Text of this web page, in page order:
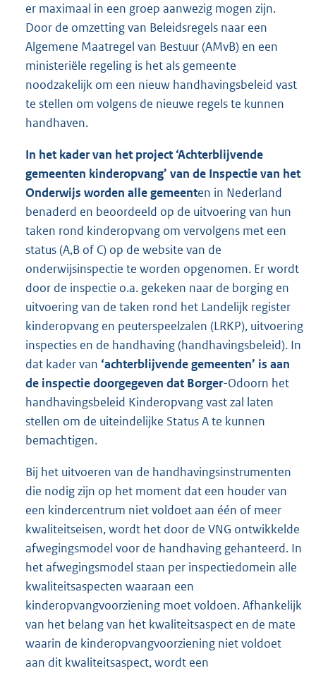
er maximaal in een groep aanwezig mogen zijn.
Door de omzetting van Beleidsregels naar een
Algemene Maatregel van Bestuur (AMvB) en een
ministeriële regeling is het als gemeente
noodzakelijk om een nieuw handhavingsbeleid vast
te stellen om volgens de nieuwe regels te kunnen
handhaven.
In het kader van het project ‘Achterblijvende
gemeenten kinderopvang’ van de Inspectie van het
Onderwijs worden alle gemeenten in Nederland
benaderd en beoordeeld op de uitvoering van hun
taken rond kinderopvang om vervolgens met een
status (A,B of C) op de website van de
onderwijsinspectie te worden opgenomen. Er wordt
door de inspectie o.a. gekeken naar de borging en
uitvoering van de taken rond het Landelijk register
kinderopvang en peuterspeelzalen (LRKP), uitvoering
inspecties en de handhaving (handhavingsbeleid). In
dat kader van ‘achterblijvende gemeenten’ is aan
de inspectie doorgegeven dat Borger-Odoorn het
handhavingsbeleid Kinderopvang vast zal laten
stellen om de uiteindelijke Status A te kunnen
bemachtigen.
Bij het uitvoeren van de handhavingsinstrumenten
die nodig zijn op het moment dat een houder van
een kindercentrum niet voldoet aan één of meer
kwaliteitseisen, wordt het door de VNG ontwikkelde
afwegingsmodel voor de handhaving gehanteerd. In
het afwegingsmodel staan per inspectiedomein alle
kwaliteitsaspecten waaraan een
kinderopvangvoorziening moet voldoen. Afhankelijk
van het belang van het kwaliteitsaspect en de mate
waarin de kinderopvangvoorziening niet voldoet
aan dit kwaliteitsaspect, wordt een